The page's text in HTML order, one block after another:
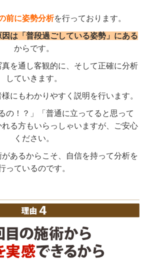
前に姿勢分析を行っております。
は「普段過ごしている姿勢」にある
からです。
を通し客観的に、そして正確に分析
していきます。
にもわかりやすく説明を行います。
の！？」「普通に立ってると思って
る方もいらっしゃいますが、ご安心
ください。
あるからこそ、自信を持って分析を
っているのです。